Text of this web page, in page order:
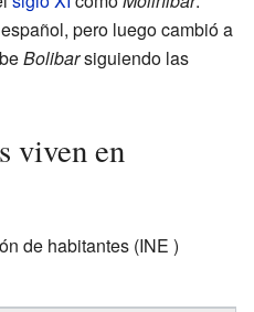
pero luego cambió a
Bolibarsiguiendo las
viven en
de habitantes (INE )